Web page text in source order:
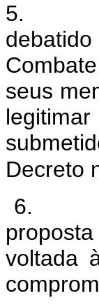
5.
seus
Decreto
6.
voltada